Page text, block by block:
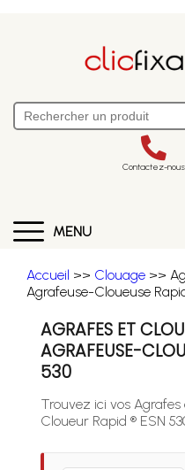
Contactez-nous
MENU
Accueil >> Clouage >>
Agrafeuse-Cloueuse
AGRAFES ET
AGRAFEUSE-
530
Trouvez ici vos
Cloueur Rapid ® ESN